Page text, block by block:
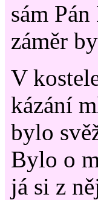
sám
záměr
V
kázání
bylo
Bylo o
já si z